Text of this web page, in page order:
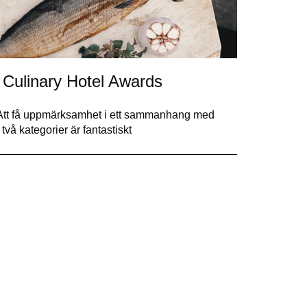
Hotel Awards
få uppmärksamhet i ett sammanhang med
kategorier är fantastiskt